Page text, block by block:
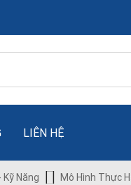
LIÊN HỆ
Năng Mô Hình Thực